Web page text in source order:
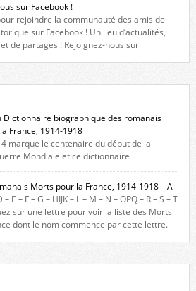
sur Facebook !
rejoindre la communauté des amis de
sur Facebook ! Un lieu d’actualités,
et de partages ! Rejoignez-nous sur
Dictionnaire biographique des romanais
France, 1914-1918
marque le centenaire du début de la
Mondiale et ce dictionnaire
aux romanais Morts pour la
base de cette recherche historique est
sur les plaques commémoratives de
Dauphiné et du lycée Triboulet, […]
Morts pour la France, 1914-1918 – A
– E – F – G – HIJK – L – M – N – OPQ – R – S – T
sur une lettre pour voir la liste des Morts
dont le nom commence par cette lettre.